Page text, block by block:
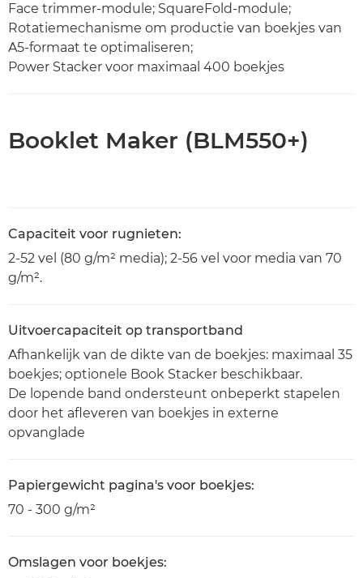
Face trimmer-module; SquareFold-module;
Rotatiemechanisme om productie van boekjes van
A5-formaat te optimaliseren;
Power Stacker voor maximaal 400 boekjes
Booklet Maker (BLM550+)
Capaciteit voor rugnieten:
2-52 vel (80 g/m² media); 2-56 vel voor media van 70
g/m².
Uitvoercapaciteit op transportband
Afhankelijk van de dikte van de boekjes: maximaal 35
boekjes; optionele Book Stacker beschikbaar.
De lopende band ondersteunt onbeperkt stapelen
door het afleveren van boekjes in externe
opvanglade
Papiergewicht pagina's voor boekjes:
70 - 300 g/m²
Omslagen voor boekjes: